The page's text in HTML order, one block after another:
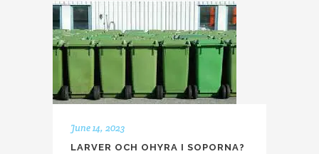
June 14, 2023
LARVER OCH OHYRA I SOPORNA?